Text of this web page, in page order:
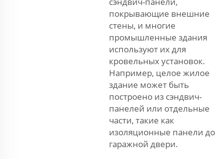
покрывающие внешние
стены, и многие
промышленные здания
используют их для
кровельных установок.
Например, целое жилое
здание может быть
построено из сэндвич-
панелей или отдельные
части, такие как
изоляционные панели до
гаражной двери.